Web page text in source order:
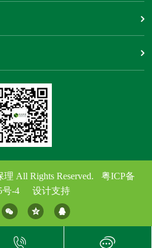
理 All Rights Reserved.
粤ICP备
号-4
设计支持